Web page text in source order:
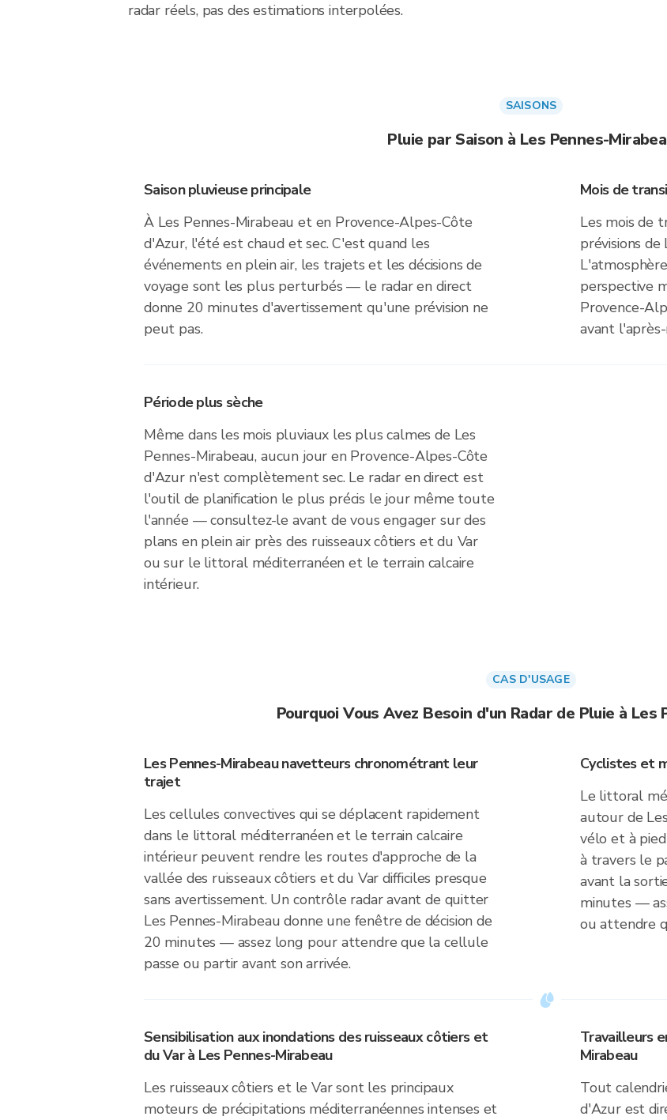
radar réels, pas des estimations interpolées.
SAISONS
Pluie par Saison à Les Pennes-
Saison pluvieuse principale
À Les Pennes-Mirabeau et en Provence-Alpes-Côte
d'Azur, l'été est chaud et sec. C'est quand les
événements en plein air, les trajets et les décisions de
voyage sont les plus perturbés — le radar en direct
donne 20 minutes d'avertissement qu'une prévision ne
peut pas.
Mois de
Les mois de
prévisions
perspective
Provence-
avant
Période plus sèche
Même dans les mois pluviaux les plus calmes de Les
Pennes-Mirabeau, aucun jour en Provence-Alpes-Côte
d'Azur n'est complètement sec. Le radar en direct est
l'outil de planification le plus précis le jour même toute
l'année — consultez-le avant de vous engager sur des
plans en plein air près des ruisseaux côtiers et du Var
ou sur le littoral méditerranéen et le terrain calcaire
intérieur.
CAS D'USAGE
Pourquoi Vous Avez Besoin d'un Radar de Pluie à Les
Les Pennes-Mirabeau navetteurs chronométrant leur
trajet
Les cellules convectives qui se déplacent rapidement
dans le littoral méditerranéen et le terrain calcaire
intérieur peuvent rendre les routes d'approche de la
vallée des ruisseaux côtiers et du Var difficiles presque
sans avertissement. Un contrôle radar avant de quitter
Les Pennes-Mirabeau donne une fenêtre de décision de
20 minutes — assez long pour attendre que la cellule
passe ou partir avant son arrivée.
Cyclistes et
Le littoral
autour de
vélo et à
à travers le
avant la
minutes —
ou attendre
Sensibilisation aux inondations des ruisseaux côtiers et
du Var à Les Pennes-Mirabeau
Les ruisseaux côtiers et le Var sont les principaux
moteurs de précipitations méditerranéennes intenses et
Travailleurs
Mirabeau
Tout
d'Azur est